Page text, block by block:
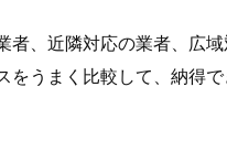
者、近隣対応の業者、広
をうまく比較して、納得